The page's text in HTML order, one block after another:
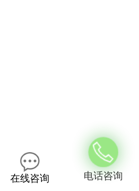
在线咨询 电话咨询